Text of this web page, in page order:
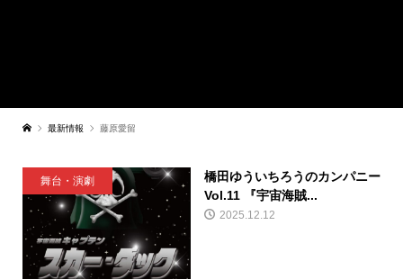
最新情報 藤原愛留
舞台・演劇
橋田ゆういちろうのカンパニー
Vol.11 『宇宙海賊...
2025.12.12